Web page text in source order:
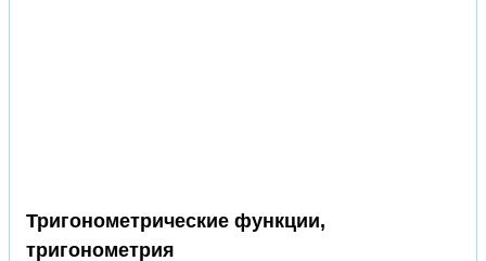
Тригонометрические функции,
тригонометрия